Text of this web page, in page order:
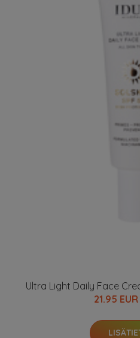
Ultra Light Daily Face
21.95 EUR